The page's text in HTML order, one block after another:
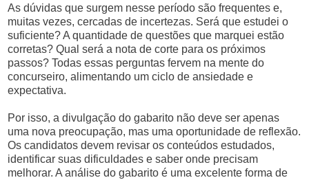
As dúvidas que surgem nesse período são frequentes e,
muitas vezes, cercadas de incertezas. Será que estudei o
suficiente? A quantidade de questões que marquei estão
corretas? Qual será a nota de corte para os próximos
passos? Todas essas perguntas fervem na mente do
concurseiro, alimentando um ciclo de ansiedade e
expectativa.
Por isso, a divulgação do gabarito não deve ser apenas
uma nova preocupação, mas uma oportunidade de reflexão.
Os candidatos devem revisar os conteúdos estudados,
identificar suas dificuldades e saber onde precisam
melhorar. A análise do gabarito é uma excelente forma de